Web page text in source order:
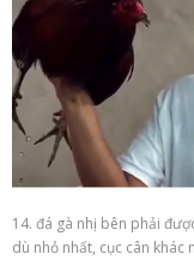
14. đá gà nhị bên phải
dù nhỏ nhất, cục cân khác